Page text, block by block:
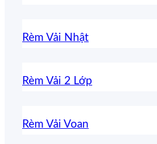
Rèm Vải Nhật
Rèm Vải 2 Lớp
Rèm Vải Voan